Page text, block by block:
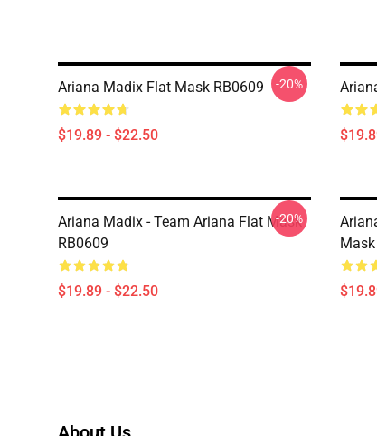
Ariana Madix Flat Mask RB0609
$19.89 - $22.50
-20%
Ariana Madix - Team Ariana Flat Mask
RB0609
$19.89 - $22.50
-20%